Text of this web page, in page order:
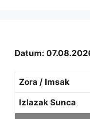
Datum:
Zora / Imsak
Izlazak Sunca